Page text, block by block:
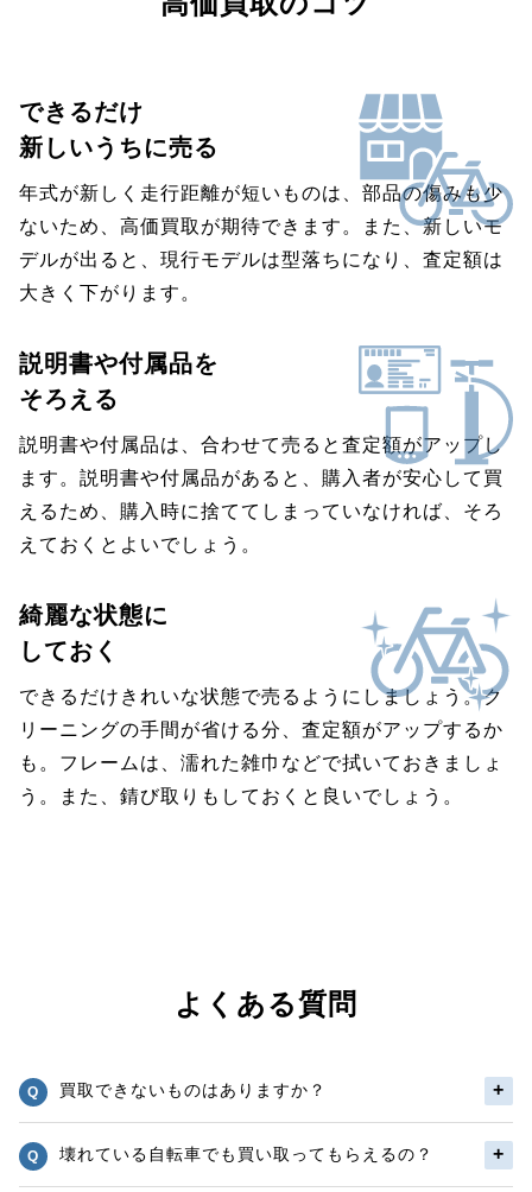
できるだけ
新しいうちに売る
年式が新しく走行距離が短いものは、部品の傷みも少
ないため、高価買取が期待できます。また、新しいモ
デルが出ると、現行モデルは型落ちになり、査定額は
大きく下がります。
説明書や付属品を
そろえる
説明書や付属品は、合わせて売ると査定額がアップし
ます。説明書や付属品があると、購入者が安心して買
えるため、購入時に捨ててしまっていなければ、そろ
えておくとよいでしょう。
綺麗な状態に
しておく
できるだけきれいな状態で売るようにしましょう。ク
リーニングの手間が省ける分、査定額がアップするか
も。フレームは、濡れた雑巾などで拭いておきましょ
う。また、錆び取りもしておくと良いでしょう。
よくある質問
買取できないものはありますか？
壊れている自転車でも買い取ってもらえるの？